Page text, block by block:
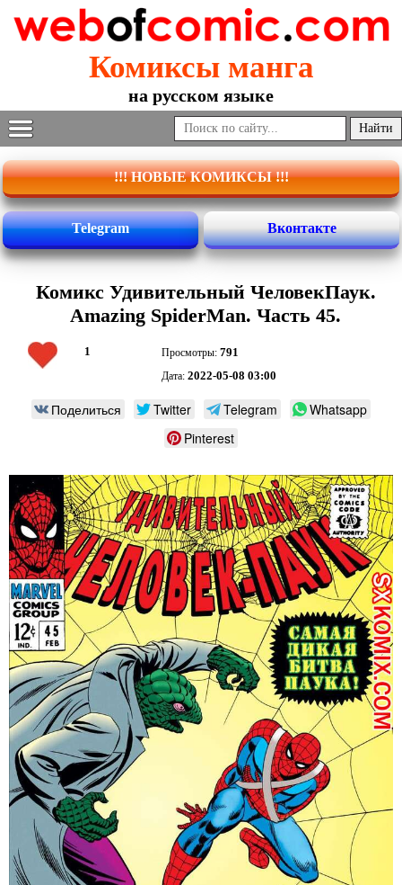
Комиксы манга
на русском языке
!!! НОВЫЕ КОМИКСЫ !!!
Telegram Вконтакте
Комикс Удивительный ЧеловекПаук.
Amazing SpiderMan. Часть 45.
1 Просмотры: 791
Дата: 2022-05-08 03:00
Поделиться Twitter Telegram
Whatsapp
Pinterest